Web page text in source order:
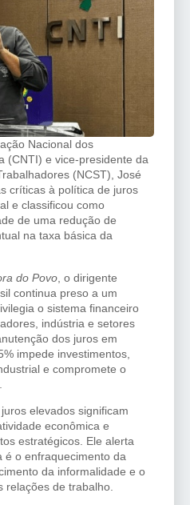
Nacional dos
(CNTI) e vice-presidente da
(NCST), José
críticas à política de juros
e classificou como
de uma redução de
na taxa básica da
do Povo , o dirigente
continua preso a um
o sistema financeiro
indústria e setores
dos juros em
impede investimentos,
e compromete o
elevados significam
econômica e
estratégicos. Ele alerta
é o enfraquecimento da
da informalidade e o
relações de trabalho.